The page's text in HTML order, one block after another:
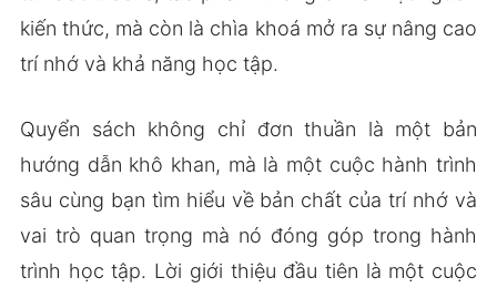
kiến thức, mà còn là chìa khoá mở ra sự nâng cao
trí nhớ và khả năng học tập.
Quyển sách không chỉ đơn thuần là một bản
hướng dẫn khô khan, mà là một cuộc hành trình
sâu cùng bạn tìm hiểu về bản chất của trí nhớ và
vai trò quan trọng mà nó đóng góp trong hành
trình học tập. Lời giới thiệu đầu tiên là một cuộc